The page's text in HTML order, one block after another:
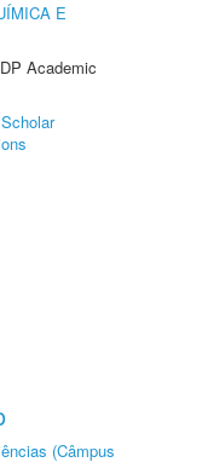
E
Academic
(Câmpus